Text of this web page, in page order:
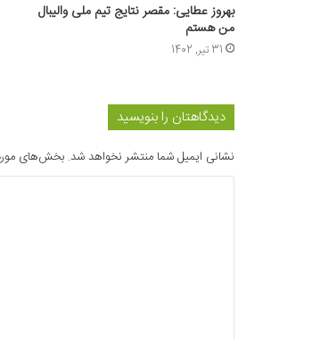
بهروز عطایی: مقصر نتایج تیم ملی والیبال
من هستم
31 تیر, 1402
دیدگاهتان را بنویسید
نشانی ایمیل شما منتشر نخواهد شد. بخش‌های